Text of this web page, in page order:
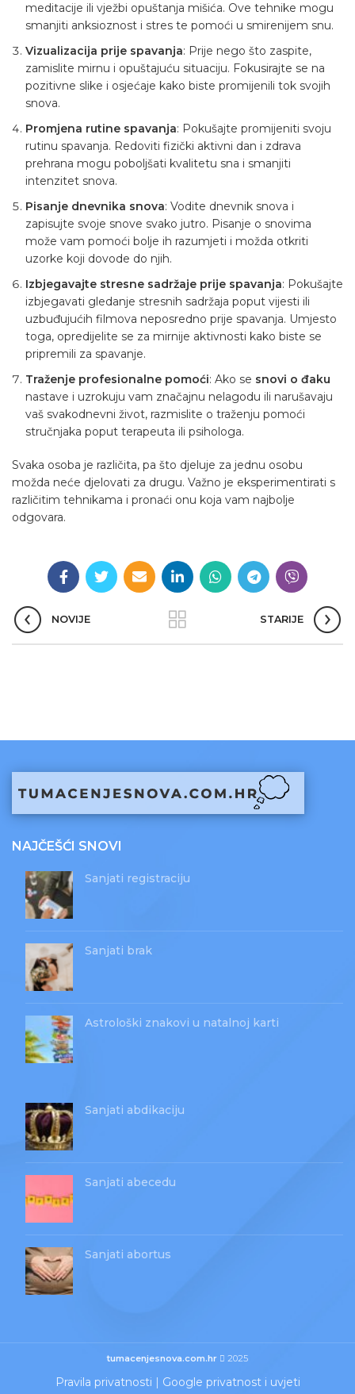
meditacije ili vježbi opuštanja mišića. Ove tehnike mogu
smanjiti anksioznost i stres te pomoći u smirenijem snu.
Vizualizacija prije spavanja: Prije nego što zaspite,
zamislite mirnu i opuštajuću situaciju. Fokusirajte se na
pozitivne slike i osjećaje kako biste promijenili tok svojih
snova.
Promjena rutine spavanja: Pokušajte promijeniti svoju
rutinu spavanja. Redoviti fizički aktivni dan i zdrava
prehrana mogu poboljšati kvalitetu sna i smanjiti
intenzitet snova.
Pisanje dnevnika snova: Vodite dnevnik snova i
zapisujte svoje snove svako jutro. Pisanje o snovima
može vam pomoći bolje ih razumjeti i možda otkriti
uzorke koji dovode do njih.
Izbjegavajte stresne sadržaje prije spavanja: Pokušajte
izbjegavati gledanje stresnih sadržaja poput vijesti ili
uzbuđujućih filmova neposredno prije spavanja. Umjesto
toga, opredijelite se za mirnije aktivnosti kako biste se
pripremili za spavanje.
Traženje profesionalne pomoći: Ako se snovi o đaku
nastave i uzrokuju vam značajnu nelagodu ili narušavaju
vaš svakodnevni život, razmislite o traženju pomoći
stručnjaka poput terapeuta ili psihologa.
Svaka osoba je različita, pa što djeluje za jednu osobu
možda neće djelovati za drugu. Važno je eksperimentirati s
različitim tehnikama i pronaći onu koja vam najbolje
odgovara.
NOVIJE STARIJE
NAJČEŠĆI SNOVI
Sanjati registraciju
Sanjati brak
Astrološki znakovi u natalnoj karti
Sanjati abdikaciju
Sanjati abecedu
Sanjati abortus
tumacenjesnova.com.hr 2025
Pravila privatnosti | Google privatnost i uvjeti